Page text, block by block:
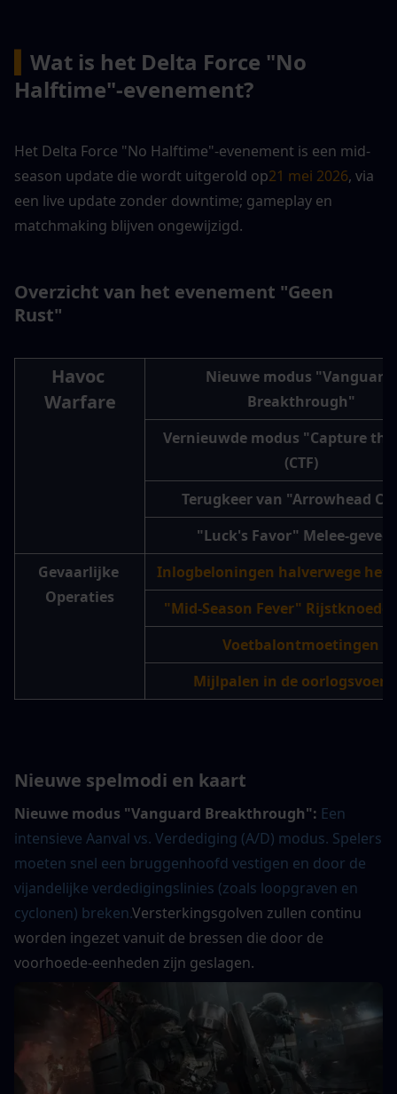
Wat is het Delta Force "No
Halftime"-evenement?
Het Delta Force "No Halftime"-evenement is een mid-
season update die wordt uitgerold op21 mei 2026, via
een live update zonder downtime; gameplay en
matchmaking blijven ongewijzigd.
Overzicht van het evenement "Geen
Rust"
Havoc
Warfare
Nieuwe modus "Vanguard
Breakthrough"
Vernieuwde modus "Capture
(CTF)
Terugkeer van "Arrowhead
"Luck's Favor" Melee-
Gevaarlijke
Operaties
Inlogbeloningen halverwege het
"Mid-Season Fever"
Voetbalontmoetingen
Mijlpalen in de
Nieuwe spelmodi en kaart
Nieuwe modus "Vanguard Breakthrough": Een
intensieve Aanval vs. Verdediging (A/D) modus. Spelers
moeten snel een bruggenhoofd vestigen en door de
vijandelijke verdedigingslinies (zoals loopgraven en
cyclonen) breken.Versterkingsgolven zullen continu
worden ingezet vanuit de bressen die door de
voorhoede-eenheden zijn geslagen.